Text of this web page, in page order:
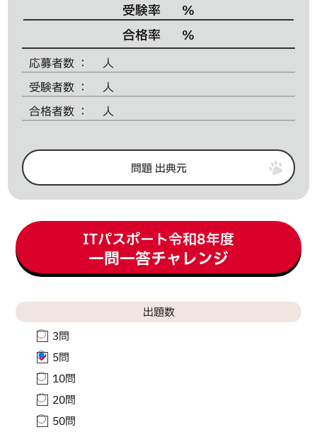
受験率
%
合格率
%
応募者数
人
受験者数
人
合格者数
人
問題 出典元
ITパスポート令和8年度
一問一答チャレンジ
出題数
3問
5問
10問
20問
50問